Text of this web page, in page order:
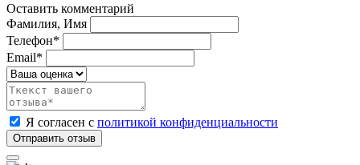
Оставить комментарий
Фамилия, Имя
Телефон*
Email*
Я согласен с политикой конфиденциальности